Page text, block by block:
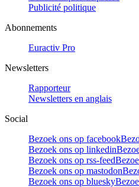
Publicité politique
Abonnements
Euractiv Pro
Newsletters
Rapporteur
Newsletters en anglais
Social
Bezoek ons op facebook
Bezoek ons op linkedin
Bezoek ons op rss-feed
Bezoek ons op mastodon
Bezoek ons op bluesky